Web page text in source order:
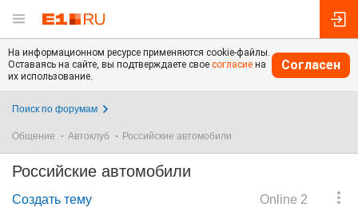
На информационном ресурсе применяются cookie-файлы.
Оставаясь на сайте, вы подтверждаете свое согласие на
их использование.
Согласен
Поиск по форумам
Общение Автоклуб Российские автомобили
Российские автомобили
Online 2
Создать тему